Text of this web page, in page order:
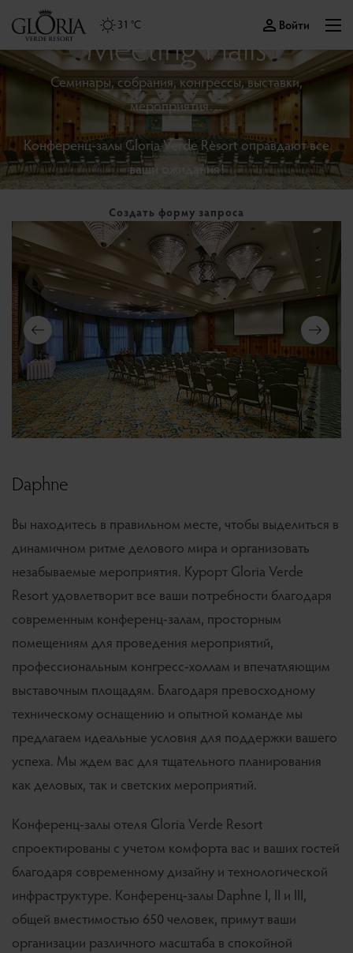
31 °C Войти
Meeting Halls
Семинары, собрания, конгрессы, выставки,
мероприятия…
Конференц-залы Gloria Verde Resort оправдают все
ваши ожидания!
Создать форму запроса
Daphne
Вы находитесь в правильном месте, чтобы выделиться в
динамичном ритме делового мира и организовать
незабываемые мероприятия. Курорт Gloria Verde
Resort удовлетворит все ваши потребности благодаря
современным конференц-залам, просторным
помещениям для проведения мероприятий,
профессиональным конгресс-холлам и впечатляющим
выставочным площадям. Благодаря превосходному
техническому оснащению и опытной команде мы
предлагаем идеальные условия для поддержки вашего
успеха. Мы ждем вас для тщательного планирования
как деловых, так и светских мероприятий.
Конференц-залы отеля Gloria Verde Resort
спроектированы с учетом комфорта вас и ваших гостей
благодаря современному дизайну и технологической
инфраструктуре. Конференц-залы Daphne I, II и III,
общей вместимостью 650 человек, примут ваши
организации различного масштаба в спокойной